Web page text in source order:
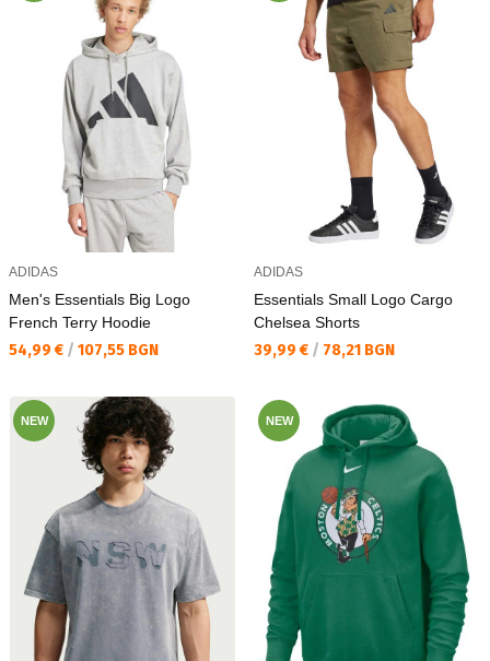
ADIDAS
Men's Essentials Big Logo
French Terry Hoodie
Текуща цена:
54,99 € / 107,55 BGN
ADIDAS
Essentials Small Logo Cargo
Chelsea Shorts
Текуща цена:
39,99 € / 78,21 BGN
NEW NEW